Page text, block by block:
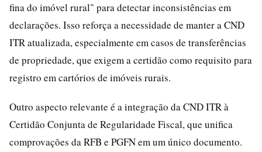
fina do imóvel rural" para detectar inconsistências em
declarações. Isso reforça a necessidade de manter a CND
ITR atualizada, especialmente em casos de transferências
de propriedade, que exigem a certidão como requisito para
registro em cartórios de imóveis rurais.
Outro aspecto relevante é a integração da CND ITR à
Certidão Conjunta de Regularidade Fiscal, que unifica
comprovações da RFB e PGFN em um único documento.